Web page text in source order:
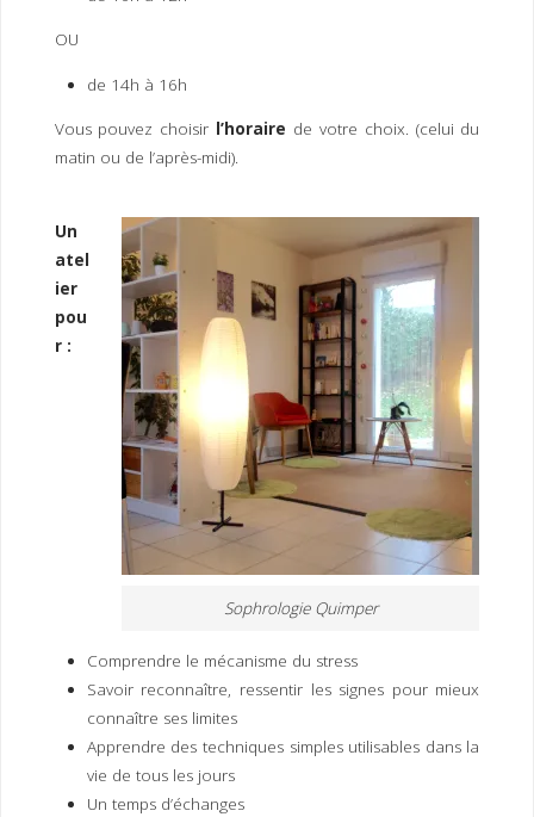
OU
de 14h à 16h
Vous pouvez choisir l’horaire de votre choix. (celui du
matin ou de l’après-midi).
Sophrologie Quimper
Un
atel
ier
pou
r :
Comprendre le mécanisme du stress
Savoir reconnaître, ressentir les signes pour mieux
connaître ses limites
Apprendre des techniques simples utilisables dans la
vie de tous les jours
Un temps d’échanges